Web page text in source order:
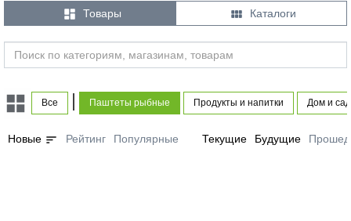
 Товары  Каталоги
Все Паштеты рыбные Продукты и напитки Дом и сад
Новые sort Рейтинг Популярные Текущие Будущие